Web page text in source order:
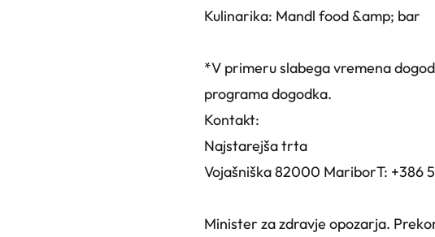
Kulinarika: Mandl food &amp; bar
*V primeru slabega vremena
programa dogodka.
Kontakt:
Najstarejša trta
Vojašniška 82000 MariborT: +386
Minister za zdravje opozarja.